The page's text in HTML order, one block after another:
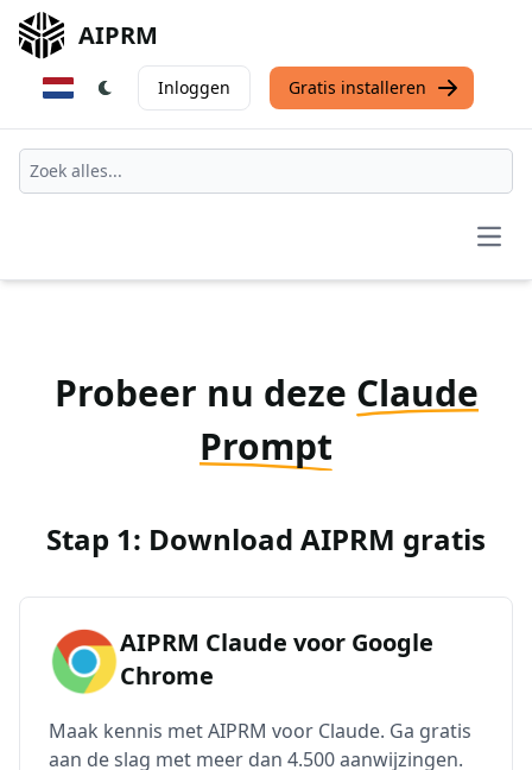
AIPRM
Inloggen Gratis installeren
Probeer nu deze Claude
Prompt
Stap 1: Download AIPRM gratis
AIPRM Claude voor Google
Chrome
Maak kennis met AIPRM voor Claude. Ga gratis
aan de slag met meer dan 4.500 aanwijzingen.